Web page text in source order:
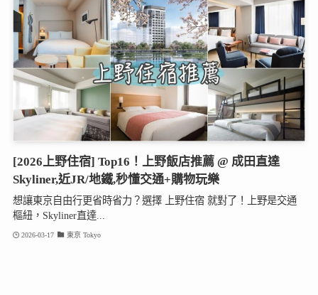
[2026上野住宿] Top16！上野飯店推薦 @ 成田直達
Skyliner,近JR/地鐵,秒懂交通+購物玩樂
想讓東京自由行更省時省力？選擇 上野住宿 就對了！上野是交通
樞紐，Skyliner直達...
2026-03-17 東京 Tokyo